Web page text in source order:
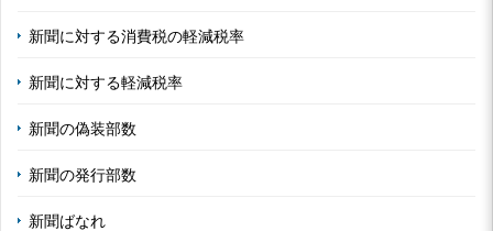
新聞に対する消費税の軽減税率
新聞に対する軽減税率
新聞の偽装部数
新聞の発行部数
新聞ばなれ